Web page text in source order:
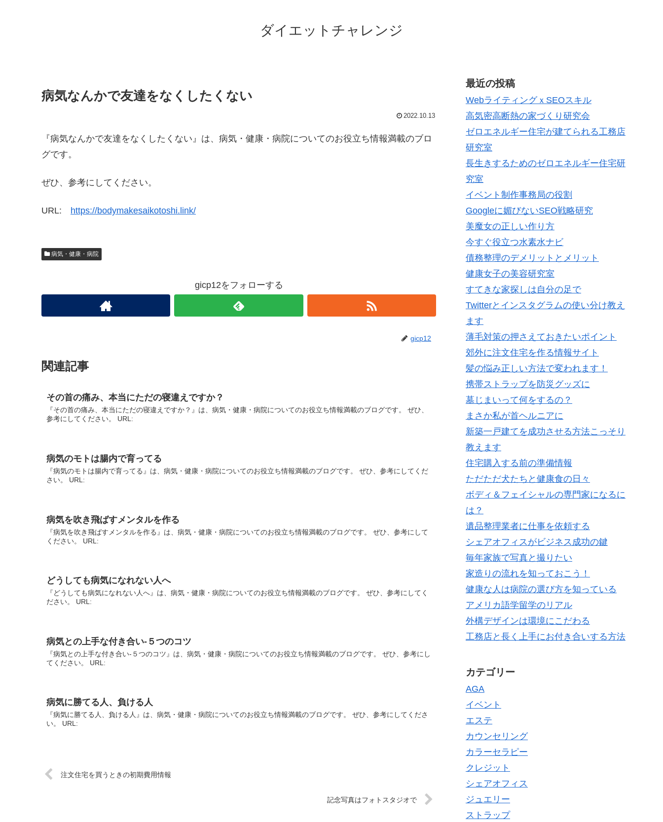
ダイエットチャレンジ
病気なんかで友達をなくしたくない
2022.10.13
『病気なんかで友達をなくしたくない』は、病気・健康・病院についてのお役立ち情報満載のブロ
グです。
ぜひ、参考にしてください。
URL: https://bodymakesaikotoshi.link/
病気・健康・病院
gicp12をフォローする
gicp12
関連記事
その首の痛み、本当にただの寝違えですか？
『その首の痛み、本当にただの寝違えですか？』は、病気・健康・病院についてのお役立ち情報満載のブログです。 ぜひ、
参考にしてください。 URL:
病気のモトは腸内で育ってる
『病気のモトは腸内で育ってる』は、病気・健康・病院についてのお役立ち情報満載のブログです。 ぜひ、参考にしてくだ
さい。 URL:
病気を吹き飛ばすメンタルを作る
『病気を吹き飛ばすメンタルを作る』は、病気・健康・病院についてのお役立ち情報満載のブログです。 ぜひ、参考にして
ください。 URL:
どうしても病気になれない人へ
『どうしても病気になれない人へ』は、病気・健康・病院についてのお役立ち情報満載のブログです。 ぜひ、参考にしてく
ださい。 URL:
病気との上手な付き合い-５つのコツ
『病気との上手な付き合い-５つのコツ』は、病気・健康・病院についてのお役立ち情報満載のブログです。 ぜひ、参考にし
てください。 URL:
病気に勝てる人、負ける人
『病気に勝てる人、負ける人』は、病気・健康・病院についてのお役立ち情報満載のブログです。 ぜひ、参考にしてくださ
い。 URL:
注文住宅を買うときの初期費用情報
記念写真はフォトスタジオで
最近の投稿
WebライティングｘSEOスキル
高気密高断熱の家づくり研究会
ゼロエネルギー住宅が建てられる工務店
研究室
長生きするためのゼロエネルギー住宅研
究室
イベント制作事務局の役割
Googleに媚びないSEO戦略研究
美魔女の正しい作り方
今すぐ役立つ水素水ナビ
債務整理のデメリットとメリット
健康女子の美容研究室
すてきな家探しは自分の足で
Twitterとインスタグラムの使い分け教え
ます
薄毛対策の押さえておきたいポイント
郊外に注文住宅を作る情報サイト
髪の悩み正しい方法で変われます！
携帯ストラップを防災グッズに
墓じまいって何をするの？
まさか私が首ヘルニアに
新築一戸建てを成功させる方法こっそり
教えます
住宅購入する前の準備情報
ただただ犬たちと健康食の日々
ボディ＆フェイシャルの専門家になるに
は？
遺品整理業者に仕事を依頼する
シェアオフィスがビジネス成功の鍵
毎年家族で写真と撮りたい
家造りの流れを知っておこう！
健康な人は病院の選び方を知っている
アメリカ語学留学のリアル
外構デザインは環境にこだわる
工務店と長く上手にお付き合いする方法
カテゴリー
AGA
イベント
エステ
カウンセリング
カラーセラピー
クレジット
シェアオフィス
ジュエリー
ストラップ